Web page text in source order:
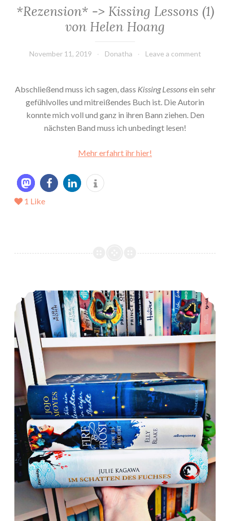
*Rezension* -> Kissing Lessons (1)
von Helen Hoang
November 11, 2019 Donatha Leave a comment
Abschließend muss ich sagen, dass Kissing Lessonsein sehr
gefühlvolles und mitreißendes Buch ist. Die Autorin
konnte mich voll und ganz in ihren Bann ziehen. Den
nächsten Band muss ich unbedingt lesen!
Mehr erfahrt ihr hier!
1 Like
*Mein LeseOktober 2019*